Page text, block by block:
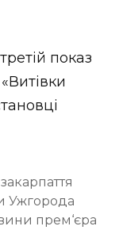
показ
Ужгорода
прем‘єра